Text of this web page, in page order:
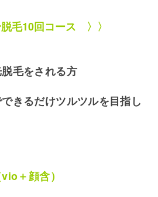
毛10回コース 〉〉
脱毛をされる方
できるだけツルツルを目指し
vio＋顔含）